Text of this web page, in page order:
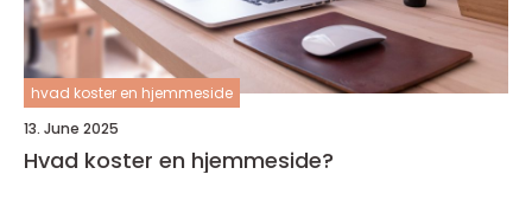
hvad koster en hjemmeside
13. June 2025
Hvad koster en hjemmeside?